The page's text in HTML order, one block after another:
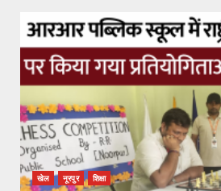
खेल नूरपुर शिक्षा